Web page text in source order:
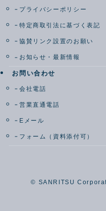
プライバシーポリシー
特定商取引法に基づく表記
協賛リンク設置のお願い
お知らせ・最新情報
お問い合わせ
会社電話
営業直通電話
Eメール
フォーム（資料添付可）
© SANRITSU